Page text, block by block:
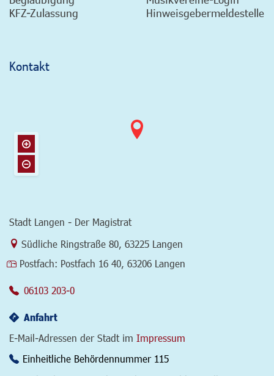
KFZ-Zulassung
Hinweisgebermeldestelle
Kontakt
Stadt Langen - Der Magistrat
Link zur Google-Maps Navigation
Südliche Ringstraße 80 63225 Langen
Postfach: Postfach 16 40, 63206 Langen
06103 203-0
Anfahrt
E-Mail-Adressen der Stadt im Impressum
Einheitliche Behördennummer 115